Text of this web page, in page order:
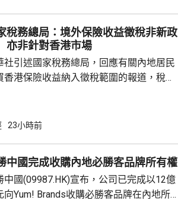
稅務總局：境外保險收益徵稅非新政
非針對香港市場
社引述國家稅務總局，回應有關內地居民
香港保險收益納入徵稅範圍的報道，稅務
稅義務，境外保險收益也屬於應納稅所得
外取得，包括保險收益在內，應依法繳納
所得稅，是國際通行做法，亦是中國個人
稅法實施以來，一直堅持的基本原則...
23小時前
中國完成收購內地必勝客品牌所有權
中國(09987.HK)宣布，公司已完成以12億
向Yum! Brands收購必勝客品牌在內地所